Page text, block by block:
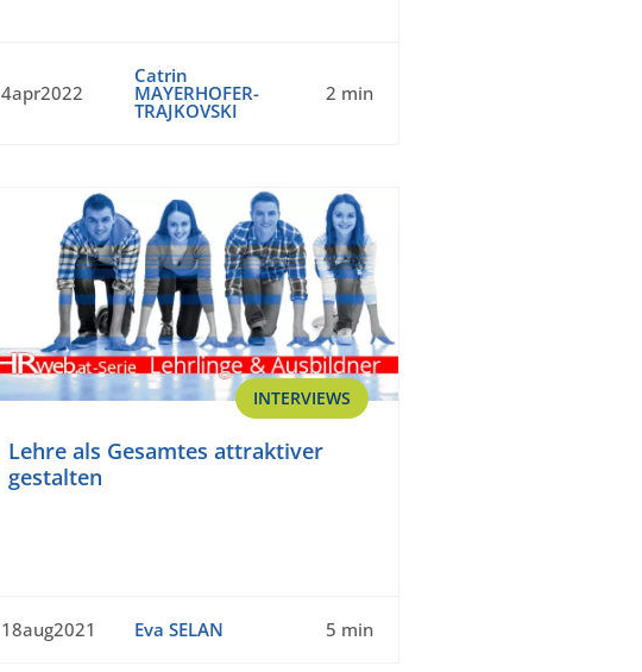
4apr2022
Catrin
MAYERHOFER-
TRAJKOVSKI
2 min
INTERVIEWS
Lehre als Gesamtes attraktiver
gestalten
18aug2021 Eva SELAN 5 min